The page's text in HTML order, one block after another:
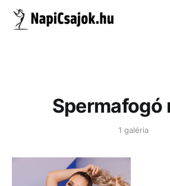
Spermafogó
1 galéria